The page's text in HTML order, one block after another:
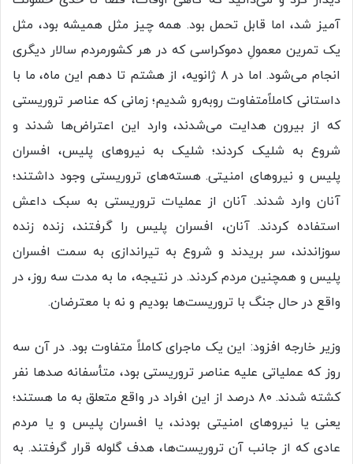
آمیز شد، اما قابل تحمل بود. همه چیز مثل همیشه بود، مثل
یک تمرین معمولِ دموکراسی که در هر کشورمردم سالار دیگری
انجام می‌شود. اما در ۸ ژانویه، از هشتم تا دهم این ماه، ما با
داستانی کاملاًمتفاوت روبه‌رو شدیم؛ زمانی که عناصر تروریستی
که از بیرون هدایت می‌شدند، وارد این اعتراض‌ها شدند و
شروع به شلیک کردند؛ شلیک به نیروهای پلیس، افسران
پلیس و نیروهای امنیتی. هسته‌های تروریستی وجود داشتند؛
آنان وارد شدند. آنان از عملیات تروریستی به سبک داعش
استفاده کردند. آنان، افسران پلیس را گرفتند، زنده زنده
سوزاندند، سر بریدند و شروع به تیراندازی به سمت افسران
پلیس و همچنین مردم کردند. در نتیجه، ما به مدت سه روز، در
واقع در حال جنگ با تروریست‌ها بودیم و نه با معترضان.
وزیر خارجه افزود: این یک ماجرای کاملاً متفاوت بود. در آن سه
روز که عملیاتی علیه عناصر تروریستی بود، متأسفانه صدها نفر
کشته شدند. ۸۰ درصد از این افراد در واقع متعلق به ما هستند؛
یعنی یا نیروهای امنیتی بودند، یا افسران پلیس و یا مردم
عادی که از جانب آن تروریست‌ها، هدف گلوله قرار گرفتند. به